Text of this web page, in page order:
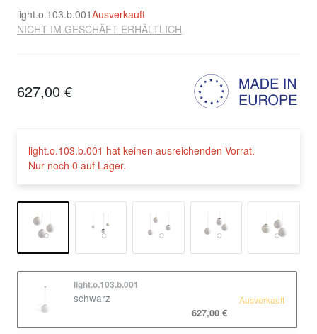
light.o.103.b.001Ausverkauft
NICHT IM GESCHÄFT ERHÄLTLICH
627,00 €
light.o.103.b.001 hat keinen ausreichenden Vorrat.
Nur noch 0 auf Lager.
light.o.103.b.001
schwarz
627,00 €
Ausverkauft